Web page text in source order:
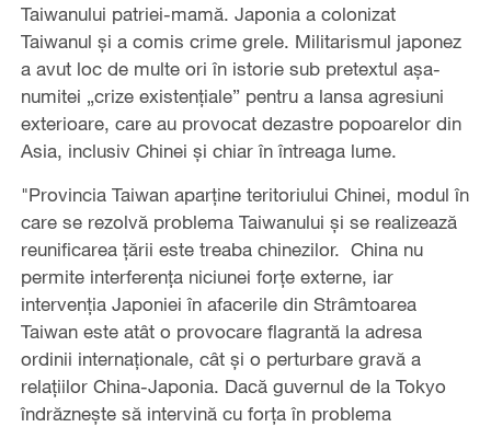
Taiwanului patriei-mamă. Japonia a colonizat
Taiwanul şi a comis crime grele. Militarismul japonez
a avut loc de multe ori în istorie sub pretextul aşa-
numitei „crize existenţiale” pentru a lansa agresiuni
exterioare, care au provocat dezastre popoarelor din
Asia, inclusiv Chinei şi chiar în întreaga lume.
"Provincia Taiwan aparține teritoriului Chinei, modul în
care se rezolvă problema Taiwanului și se realizează
reunificarea țării este treaba chinezilor. China nu
permite interferența niciunei forțe externe, iar
intervenția Japoniei în afacerile din Strâmtoarea
Taiwan este atât o provocare flagrantă la adresa
ordinii internaționale, cât și o perturbare gravă a
relațiilor China-Japonia. Dacă guvernul de la Tokyo
îndrăznește să intervină cu forța în problema